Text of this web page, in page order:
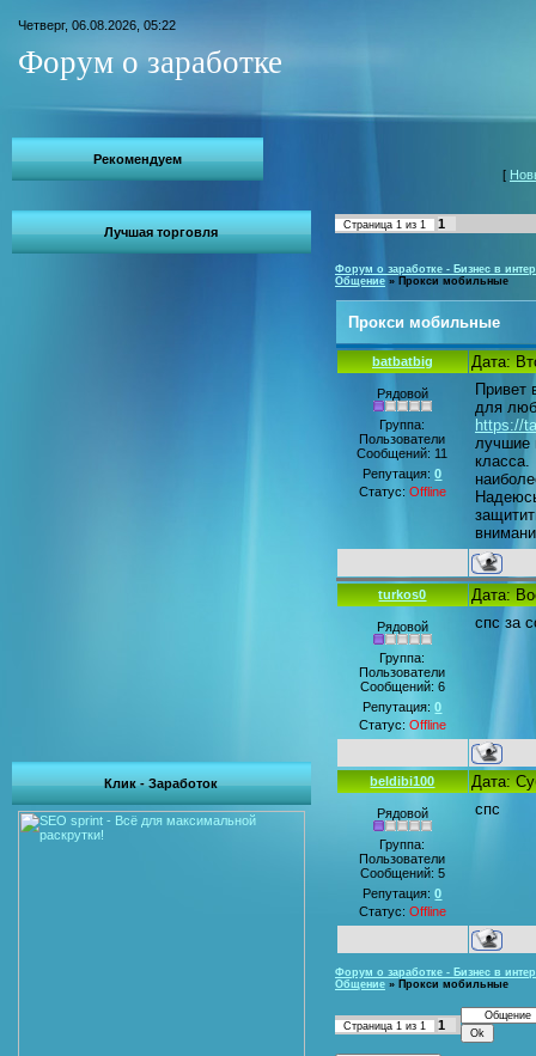
Четверг, 06.08.2026, 05:22
Форум о заработке
Рекомендуем
Лучшая торговля
Клик - Заработок
[
Страница 1 из 1 1
Форум о заработке - Бизнес в
Общение » Прокси мобильные
Прокси мобильные
batbatbig Дата:
Рядовой
Группа:
Пользователи
Сообщений: 11
Репутация:0
Статус: Offline
Привет
для
https://
лучшие
turkos0 Дата:
Рядовой
Группа:
Пользователи
Сообщений: 6
Репутация:0
Статус: Offline
спс за
beldibi100 Дата:
Рядовой
Группа:
Пользователи
Сообщений: 5
Репутация:0
Статус: Offline
спс
Форум о заработке - Бизнес в
Общение » Прокси мобильные
Страница 1 из 1 1